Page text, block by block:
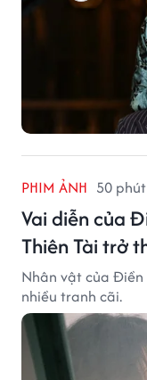
PHIM ẢNH 50
Vai diễn của
Thiên Tài trở
Nhân vật của Điền
nhiều tranh cãi.